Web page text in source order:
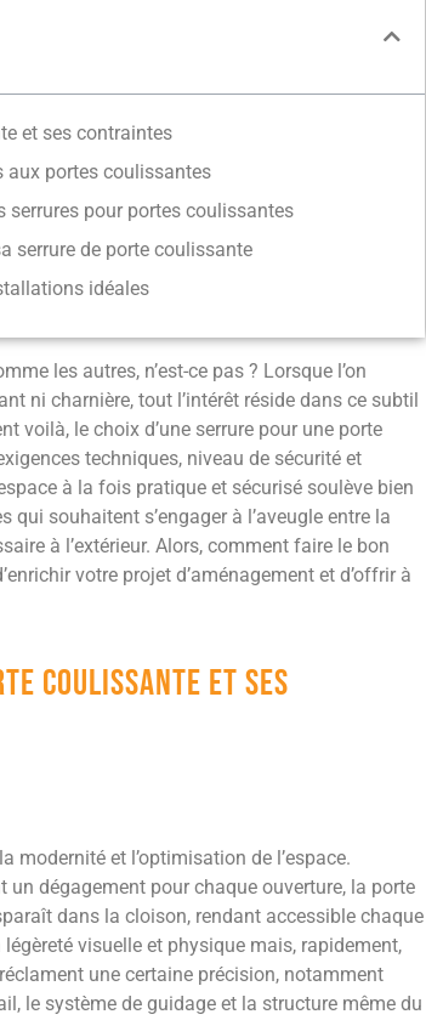
et ses contraintes
aux portes coulissantes
serrures pour portes coulissantes
serrure de porte coulissante
idéales
les autres, n’est-ce pas ? Lorsque l’on
ni charnière, tout l’intérêt réside dans ce subtil
voilà, le choix d’une serrure pour une porte
techniques, niveau de sécurité et
à la fois pratique et sécurisé soulève bien
souhaitent s’engager à l’aveugle entre la
à l’extérieur. Alors, comment faire le bon
votre projet d’aménagement et d’offrir à
coulissante et ses
modernité et l’optimisation de l’espace.
dégagement pour chaque ouverture, la porte
dans la cloison, rendant accessible chaque
visuelle et physique mais, rapidement,
une certaine précision, notamment
le système de guidage et la structure même du